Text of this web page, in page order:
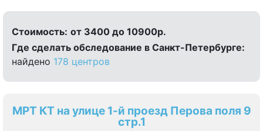
Стоимость: от 3400 до 10900р.
Где сделать обследование в Санкт-Петербурге:
найдено 178 центров
МРТ КТ на улице 1-й проезд Перова поля 9
стр.1